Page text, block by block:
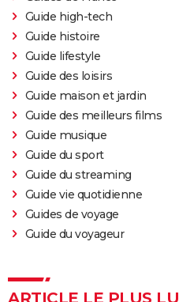
Guide high-tech
Guide histoire
Guide lifestyle
Guide des loisirs
Guide maison et jardin
Guide des meilleurs films
Guide musique
Guide du sport
Guide du streaming
Guide vie quotidienne
Guides de voyage
Guide du voyageur
ARTICLE LE PLUS LU